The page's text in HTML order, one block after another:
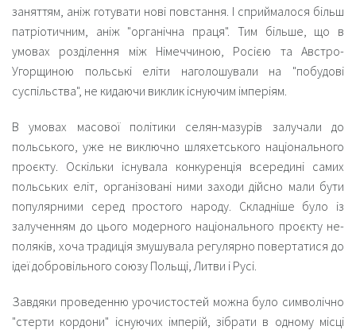
заняттям, аніж готувати нові повстання. І сприймалося більш
патріотичним, аніж "органічна праця". Тим більше, що в
умовах розділення між Німеччиною, Росією та Австро-
Угорщиною польські еліти наголошували на "побудові
суспільства", не кидаючи виклик існуючим імперіям.
В умовах масової політики селян-мазурів залучали до
польського, уже не виключно шляхетського національного
проєкту. Оскільки існувала конкуренція всередині самих
польських еліт, організовані ними заходи дійсно мали бути
популярними серед простого народу. Складніше було із
залученням до цього модерного національного проєкту не-
поляків, хоча традиція змушувала регулярно повертатися до
ідеї добровільного союзу Польщі, Литви і Русі.
Завдяки проведенню урочистостей можна було символічно
"стерти кордони" існуючих імперій, зібрати в одному місці